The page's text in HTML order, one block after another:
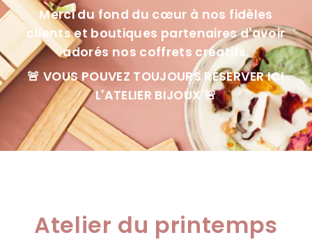
Merci du fond du cœur à nos fidèles
clients et boutiques partenaires d'avoir
adorés nos coffrets créatifs.
🚨VOUS POUVEZ TOUJOURS RÉSERVER ICI
L'ATELIER BIJOUX 🚨
Atelier du printemps